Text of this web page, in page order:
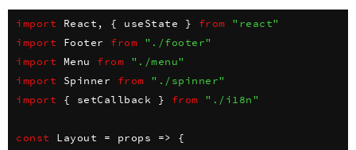
import React , { useState } from
"react"
import Footer from
"./footer"
import Menu from
"./menu"
import Spinner from
"./spinner"
import
{ setCallback } from "./i18n"
const Layout = props =>
{